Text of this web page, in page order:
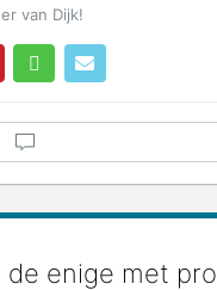
van Dijk!
de enige met